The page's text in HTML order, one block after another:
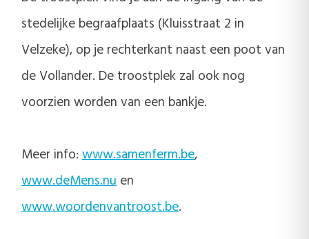
stedelijke begraafplaats (Kluisstraat 2 in
Velzeke), op je rechterkant naast een poot van
de Vollander. De troostplek zal ook nog
voorzien worden van een bankje.
Meer info: www.samenferm.be,
www.deMens.nu en
www.woordenvantroost.be.